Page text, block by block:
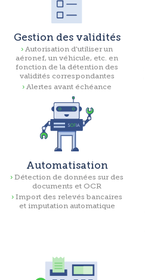
​Gestion des validités
Autorisation d'utiliser un
aéronef, un véhicule, etc. en
fonction de la détention des
validités correspondantes
Alertes avant échéance
Automatisation
Détection de données sur des
documents et OCR
Import des relevés bancaires
et imputation automatique